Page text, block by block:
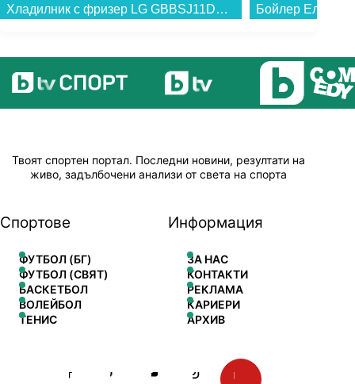
Хладилник с фризер LG GBBSJ11DEP , 333 l, D , No Frost , Черен инокс...
Твоят спортен портал. Последни новини, резултати на
живо, задълбочени анализи от света на спорта
Спортове
ФУТБОЛ (БГ)
ФУТБОЛ (СВЯТ)
БАСКЕТБОЛ
ВОЛЕЙБОЛ
ТЕНИС
Информация
ЗА НАС
КОНТАКТИ
РЕКЛАМА
КАРИЕРИ
АРХИВ